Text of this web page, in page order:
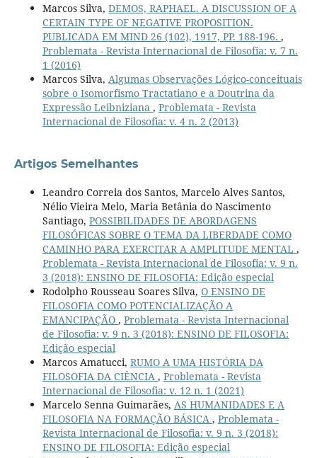
Marcos Silva, DEMOS, RAPHAEL. A DISCUSSION OF A
CERTAIN TYPE OF NEGATIVE PROPOSITION.
PUBLICADA EM MIND 26 (102), 1917, PP. 188-196. ,
Problemata - Revista Internacional de Filosofia: v. 7 n.
1 (2016)
Marcos Silva, Algumas Observações Lógico-conceituais
sobre o Isomorfismo Tractatiano e a Doutrina da
Expressão Leibniziana , Problemata - Revista
Internacional de Filosofia: v. 4 n. 2 (2013)
Artigos Semelhantes
Leandro Correia dos Santos, Marcelo Alves Santos,
Nélio Vieira Melo, Maria Betânia do Nascimento
Santiago, POSSIBILIDADES DE ABORDAGENS
FILOSÓFICAS SOBRE O TEMA DA LIBERDADE COMO
CAMINHO PARA EXERCITAR A AMPLITUDE MENTAL ,
Problemata - Revista Internacional de Filosofia: v. 9 n.
3 (2018): ENSINO DE FILOSOFIA: Edição especial
Rodolpho Rousseau Soares Silva, O ENSINO DE
FILOSOFIA COMO POTENCIALIZAÇÃO A
EMANCIPAÇÃO , Problemata - Revista Internacional
de Filosofia: v. 9 n. 3 (2018): ENSINO DE FILOSOFIA:
Edição especial
Marcos Amatucci, RUMO A UMA HISTÓRIA DA
FILOSOFIA DA CIÊNCIA , Problemata - Revista
Internacional de Filosofia: v. 12 n. 1 (2021)
Marcelo Senna Guimarães, AS HUMANIDADES E A
FILOSOFIA NA FORMAÇÃO BÁSICA , Problemata -
Revista Internacional de Filosofia: v. 9 n. 3 (2018):
ENSINO DE FILOSOFIA: Edição especial